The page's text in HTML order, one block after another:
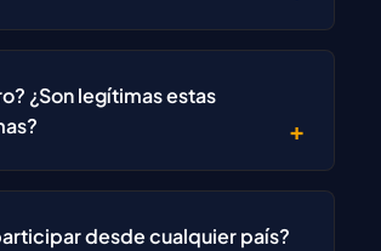
¿Son legítimas estas
desde cualquier país?